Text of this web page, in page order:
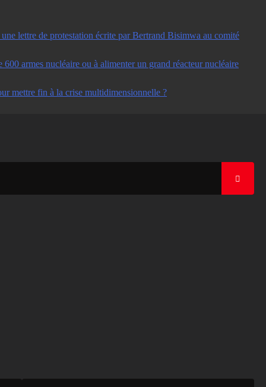
lettre de protestation écrite par Bertrand Bisimwa au comité
armes nucléaire ou à alimenter un grand réacteur nucléaire
mettre fin à la crise multidimensionnelle ?